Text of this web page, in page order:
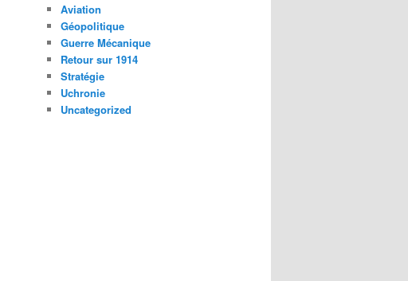
Aviation
Géopolitique
Guerre Mécanique
Retour sur 1914
Stratégie
Uchronie
Uncategorized